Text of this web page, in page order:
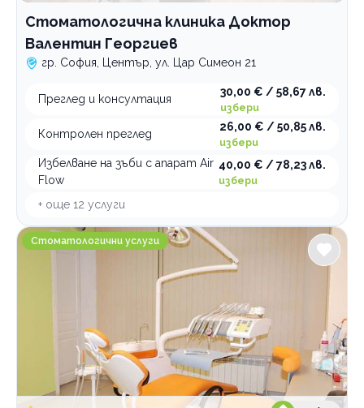
Стоматологична клиника Доктор
Валентин Георгиев
гр. София, Център, ул. Цар Симеон 21
Преглед и консултация
30,00 € / 58,67 лв.
избери
Контролен преглед
26,00 € / 50,85 лв.
избери
Избелване на зъби с апарат Air
Flow
40,00 € / 78,23 лв.
избери
+ още 12 услуги
Стоматологична клиника Dental Design София
Стоматологични услуги